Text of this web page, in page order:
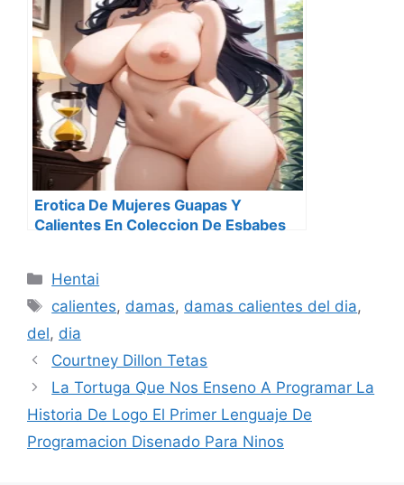
Erotica De Mujeres Guapas Y
Calientes En Coleccion De Esbabes
Categorías
Hentai
Etiquetas
calientes, damas, damas calientes del dia,
del, dia
Courtney Dillon Tetas
La Tortuga Que Nos Enseno A Programar La
Historia De Logo El Primer Lenguaje De
Programacion Disenado Para Ninos